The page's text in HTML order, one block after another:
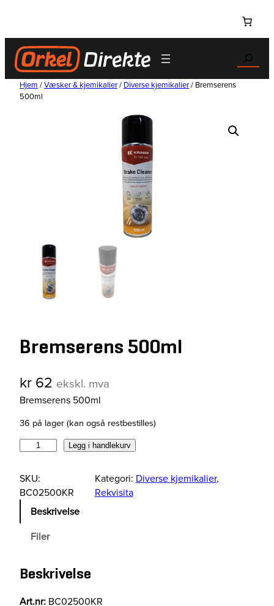
innhold
Search
Hjem /Væsker & kjemikalier/ Diverse kjemikalier/ Bremserens
500ml
Bremserens 500ml
kr 62 ekskl. mva
Bremserens 500ml
36 på lager (kan også restbestilles)
e
m
s
s
0
Legg i handlekurv
SKU:
BC02500KR
Kategori: Diverse kjemikalier
Rekvisita
Beskrivelse
Filer
Beskrivelse
Art.nr: BC02500KR